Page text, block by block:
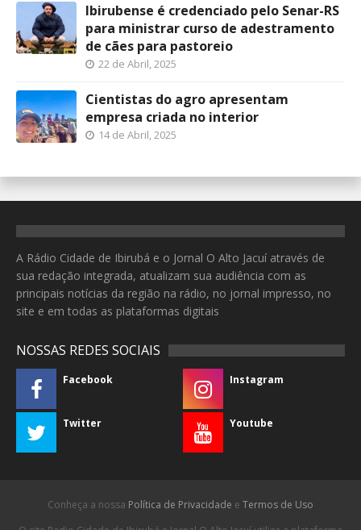
Ibirubense é credenciado pelo Senar-RS
para ministrar curso de adestramento
de cães para pastoreio
22 de Abril, 2025
Cientistas do agro apresentam
empresa criada no interior
14 de Abril, 2025
A Rádio Cidade de Ibirubá e o Jornal O Alto Jacuí através de
sua redação integrada, atualizam sua audiência com as
principais notícias da região na rádio, no jornal impresso, no
site e em todas as plataformas digitais
NOSSAS REDES SOCIAIS
Facebook Instagram
Twitter Youtube
Conheça a nossa Política de Privacidade e Termos de Uso